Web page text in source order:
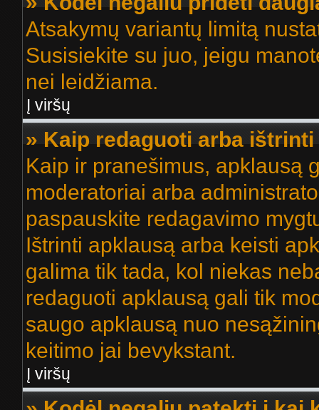
Atsakymų variantų limitą
Susisiekite su juo, jeigu
nei leidžiama.
Į viršų
» Kaip redaguoti arba
Kaip ir pranešimus, apklausą
moderatoriai arba
paspauskite redagavimo
Ištrinti apklausą arba keisti
galima tik tada, kol niekas
redaguoti apklausą gali tik
saugo apklausą nuo
keitimo jai bevykstant.
Į viršų